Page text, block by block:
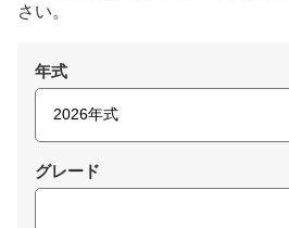
さい。
年式
グレード